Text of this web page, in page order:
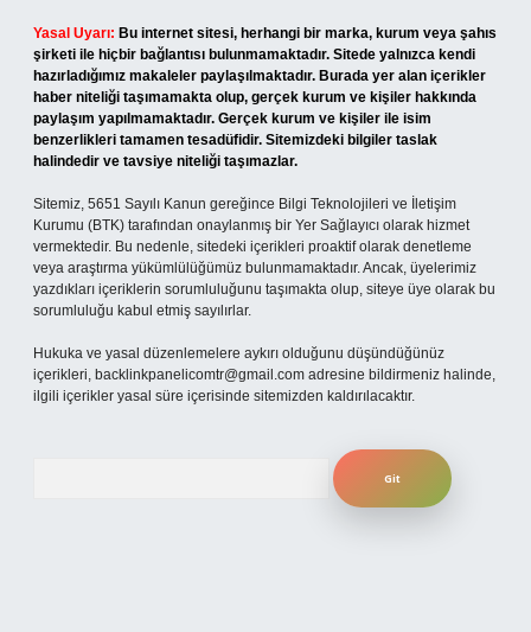
Yasal Uyarı: Bu internet sitesi, herhangi bir marka, kurum veya şahıs
şirketi ile hiçbir bağlantısı bulunmamaktadır. Sitede yalnızca kendi
hazırladığımız makaleler paylaşılmaktadır. Burada yer alan içerikler
haber niteliği taşımamakta olup, gerçek kurum ve kişiler hakkında
paylaşım yapılmamaktadır. Gerçek kurum ve kişiler ile isim
benzerlikleri tamamen tesadüfidir. Sitemizdeki bilgiler taslak
halindedir ve tavsiye niteliği taşımazlar.
Sitemiz, 5651 Sayılı Kanun gereğince Bilgi Teknolojileri ve İletişim
Kurumu (BTK) tarafından onaylanmış bir Yer Sağlayıcı olarak hizmet
vermektedir. Bu nedenle, sitedeki içerikleri proaktif olarak denetleme
veya araştırma yükümlülüğümüz bulunmamaktadır. Ancak, üyelerimiz
yazdıkları içeriklerin sorumluluğunu taşımakta olup, siteye üye olarak bu
sorumluluğu kabul etmiş sayılırlar.
Hukuka ve yasal düzenlemelere aykırı olduğunu düşündüğünüz
içerikleri, backlinkpanelicomtr@gmail.com adresine bildirmeniz halinde,
ilgili içerikler yasal süre içerisinde sitemizden kaldırılacaktır.